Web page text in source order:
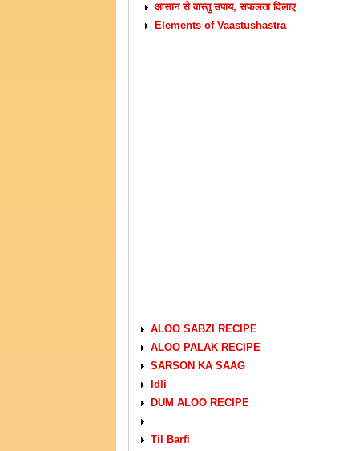
आसान से वास्तु उपाय, सफलता दिलाए
Elements of Vaastushastra
ALOO SABZI RECIPE
ALOO PALAK RECIPE
SARSON KA SAAG
Idli
DUM ALOO RECIPE
Til Barfi